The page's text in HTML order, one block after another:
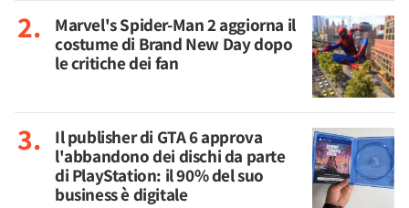
Marvel's Spider-Man 2 aggiorna il
costume di Brand New Day dopo
le critiche dei fan
Il publisher di GTA 6 approva
l'abbandono dei dischi da parte
di PlayStation: il 90% del suo
business è digitale